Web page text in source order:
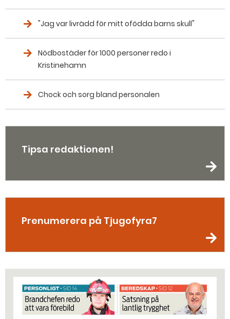
"Jag var livrädd för mitt ofödda barns skull"
Nödbostäder för 1000 personer redo i
Kristinehamn
Chock och sorg bland personalen
Tipsa redaktionen!
Prenumerera på Tjugofyra7